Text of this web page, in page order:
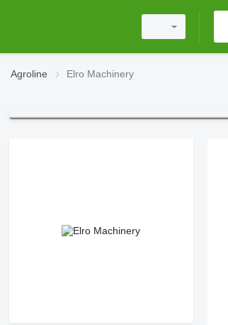
Agroline Elro Machinery